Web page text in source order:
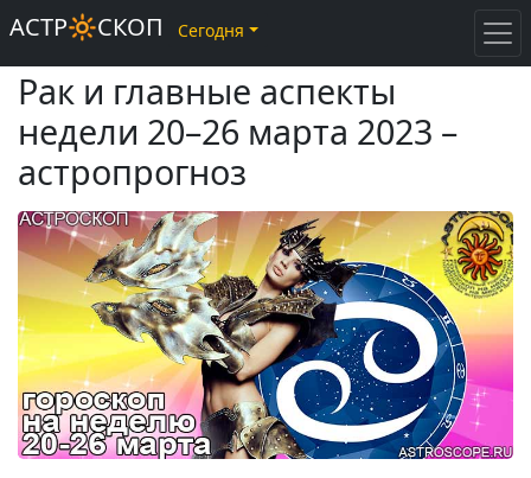
Рак и главные аспекты
недели 20–26 марта 2023 –
астропрогноз
АСТР🔆СКОП Сегодня